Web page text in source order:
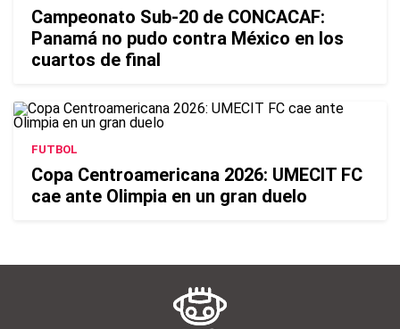
Campeonato Sub-20 de CONCACAF:
Panamá no pudo contra México en los
cuartos de final
FUTBOL
Copa Centroamericana 2026: UMECIT FC
cae ante Olimpia en un gran duelo